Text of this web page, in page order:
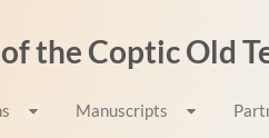
the Coptic Old
Manuscripts